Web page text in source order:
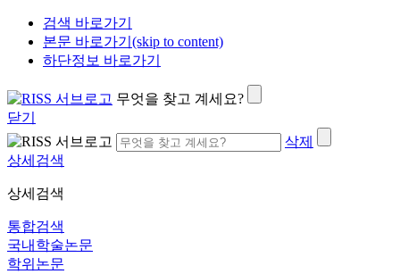
검색 바로가기
본문 바로가기(skip to content)
하단정보 바로가기
무엇을 찾고 계세요?
닫기
삭제
상세검색
상세검색
통합검색
국내학술논문
학위논문